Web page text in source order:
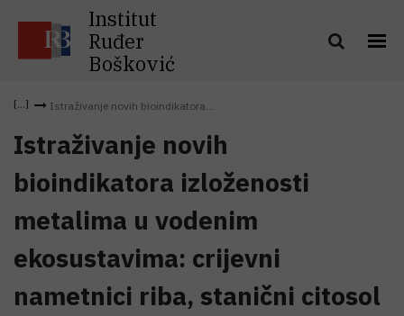
Institut
Ruđer
Bošković
Istraživanje novih bioindikatora...
Istraživanje novih
bioindikatora izloženosti
metalima u vodenim
ekosustavima: crijevni
nametnici riba, stanični citosol